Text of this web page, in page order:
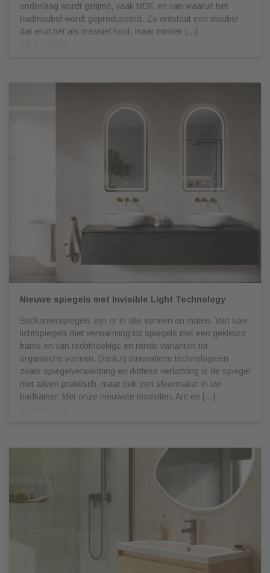
onderlaag wordt gelijmd, vaak MDF, en van waaruit het
badmeubel wordt geproduceerd. Zo ontstaat een meubel
dat eruitziet als massief hout, maar minder […]
Nieuwe spiegels met Invisible Light Technology
Badkamerspiegels zijn er in alle vormen en maten. Van luxe
lichtspiegels met verwarming tot spiegels met een gekleurd
frame en van rechthoekige en ronde varianten tot
organische vormen. Dankzij innovatieve technologieën
zoals spiegelverwarming en dotless verlichting is de spiegel
niet alleen praktisch, maar ook een sfeermaker in uw
badkamer. Met onze nieuwste modellen, Arc en […]